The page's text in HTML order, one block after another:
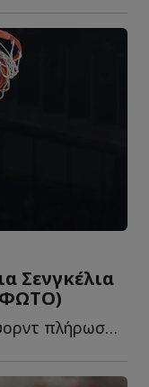
Σενγκέλια
Ο Γεωργιανός πάουερ φόργουορντ πλήρωσε το buy out του σ...